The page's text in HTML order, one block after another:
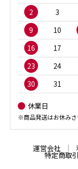
2
3
9
10
16
17
23
24
30
31
休業日
※商品発送はお休みさ
運営会社
特定商取